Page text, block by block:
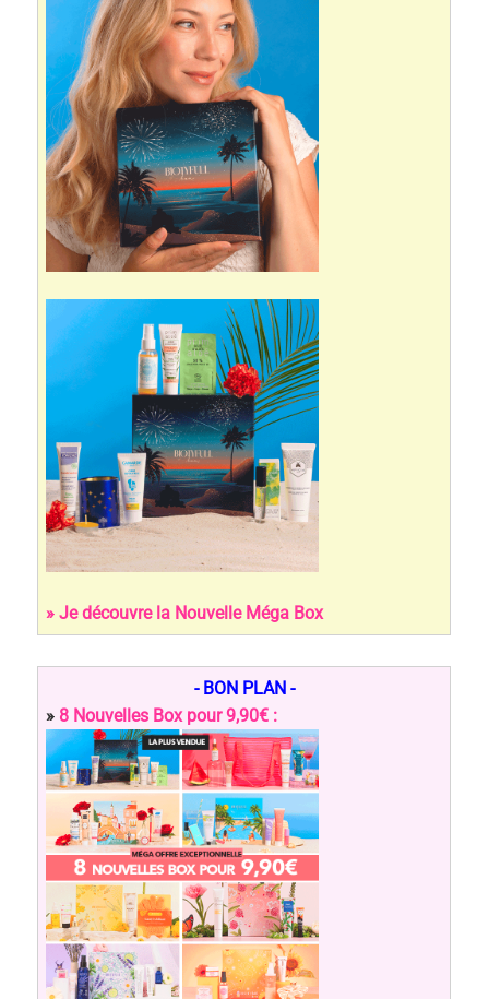
» Je découvre la Nouvelle Méga Box
- BON PLAN -
» 8 Nouvelles Box pour 9,90€ :